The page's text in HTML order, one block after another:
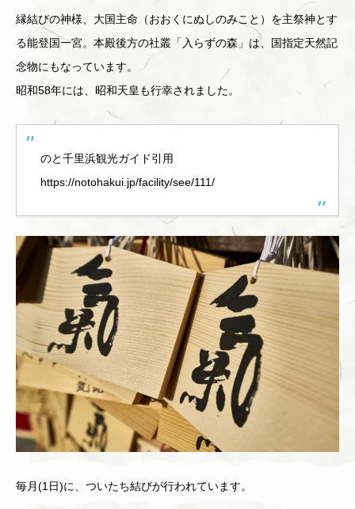
縁結びの神様、大国主命（おおくにぬしのみこと）を主祭神とす
る能登国一宮。本殿後方の社叢「入らずの森」は、国指定天然記
念物にもなっています。
昭和58年には、昭和天皇も行幸されました。
のと千里浜観光ガイド引用
https://notohakui.jp/facility/see/111/
毎月(1日)に、ついたち結びが行われています。